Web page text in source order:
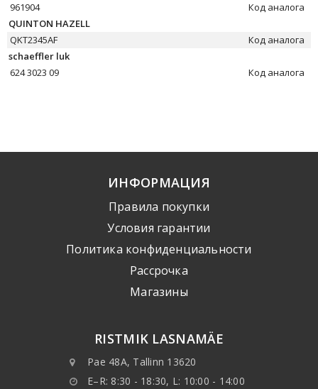
961904
Код аналога
QUINTON HAZELL
QKT2345AF
Код аналога
schaeffler luk
624 3023 09
Код аналога
ИНФОРМАЦИЯ
Правила покупки
Условия гарантии
Политика конфиденциальности
Рассрочка
Mагазины
RISTMIK LASNAMÄE
Pae 48A, Tallinn 13620
E–R: 8:30 - 18:30, L: 10:00 - 14:00